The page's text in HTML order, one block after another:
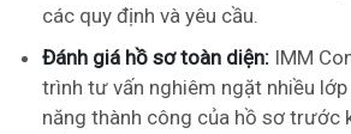
các quy định và yêu cầu.
Đánh giá hồ sơ toàn diện: IMM
trình tư vấn nghiêm ngặt nhiều
năng thành công của hồ sơ trước